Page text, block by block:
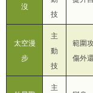
沒
技
太空漫
步
主
動
技
範圍
傷外
主